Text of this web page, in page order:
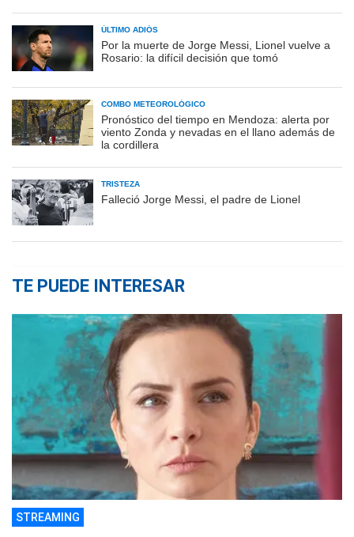
ÚLTIMO ADIÓS
Por la muerte de Jorge Messi, Lionel vuelve a
Rosario: la difícil decisión que tomó
COMBO METEOROLÓGICO
Pronóstico del tiempo en Mendoza: alerta por
viento Zonda y nevadas en el llano además de
la cordillera
TRISTEZA
Falleció Jorge Messi, el padre de Lionel
TE PUEDE INTERESAR
STREAMING